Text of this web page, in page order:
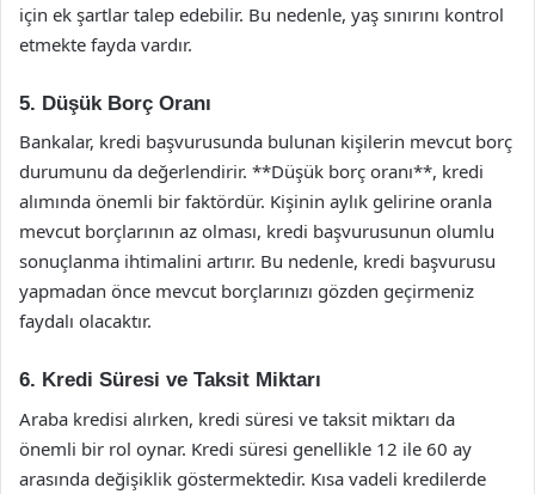
için ek şartlar talep edebilir. Bu nedenle, yaş sınırını kontrol
etmekte fayda vardır.
5. Düşük Borç Oranı
Bankalar, kredi başvurusunda bulunan kişilerin mevcut borç
durumunu da değerlendirir. **Düşük borç oranı**, kredi
alımında önemli bir faktördür. Kişinin aylık gelirine oranla
mevcut borçlarının az olması, kredi başvurusunun olumlu
sonuçlanma ihtimalini artırır. Bu nedenle, kredi başvurusu
yapmadan önce mevcut borçlarınızı gözden geçirmeniz
faydalı olacaktır.
6. Kredi Süresi ve Taksit Miktarı
Araba kredisi alırken, kredi süresi ve taksit miktarı da
önemli bir rol oynar. Kredi süresi genellikle 12 ile 60 ay
arasında değişiklik göstermektedir. Kısa vadeli kredilerde